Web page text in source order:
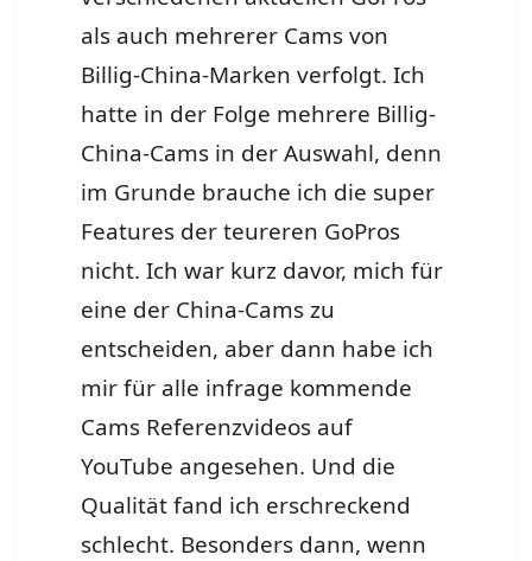
als auch mehrerer Cams von
Billig-China-Marken verfolgt. Ich
hatte in der Folge mehrere Billig-
China-Cams in der Auswahl, denn
im Grunde brauche ich die super
Features der teureren GoPros
nicht. Ich war kurz davor, mich für
eine der China-Cams zu
entscheiden, aber dann habe ich
mir für alle infrage kommende
Cams Referenzvideos auf
YouTube angesehen. Und die
Qualität fand ich erschreckend
schlecht. Besonders dann, wenn